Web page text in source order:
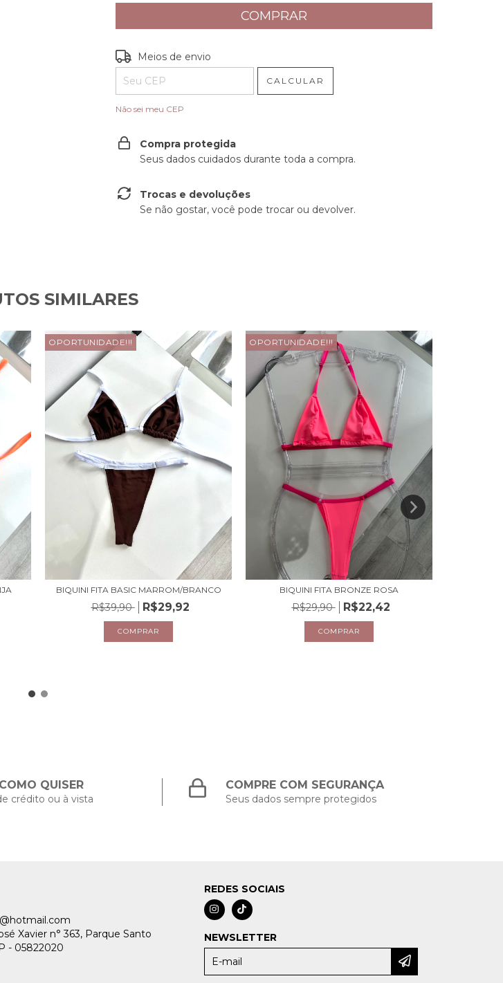
Entregas para o CEP:
Meios de envio
CALCULAR
Não sei meu CEP
Compra protegida
Seus dados cuidados durante toda a compra.
Trocas e devoluções
Se não gostar, você pode trocar ou devolver.
SIMILARES
OPORTUNIDADE!!!
BIQUINI FITA BASIC MARROM/BRANCO
R$39,90 R$29,92
COMPRAR
OPORTUNIDADE!!!
BIQUINI FITA BRONZE ROSA
R$29,90 R$22,42
COMPRAR
QUISER
crédito ou à vista
COMPRE COM SEGURANÇA
Seus dados sempre protegidos
Xavier n° 363, Parque Santo
- 05822020
REDES SOCIAIS
NEWSLETTER